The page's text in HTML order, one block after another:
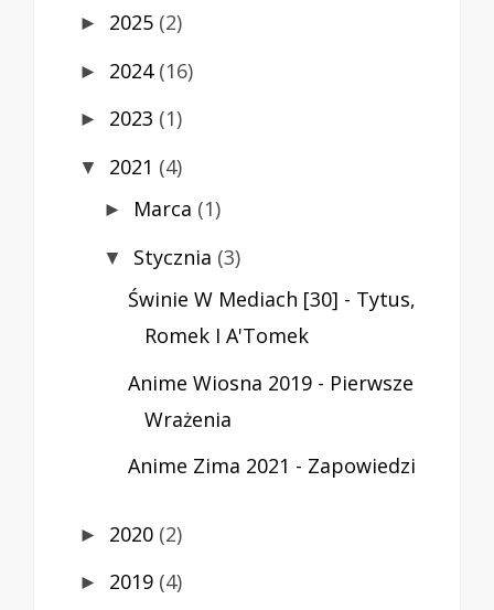
► 2025 (2)
► 2024 (16)
► 2023 (1)
▼ 2021 (4)
► Marca (1)
▼ Stycznia (3)
Świnie W Mediach [30] - Tytus,
Romek I A'Tomek
Anime Wiosna 2019 - Pierwsze
Wrażenia
Anime Zima 2021 - Zapowiedzi
► 2020 (2)
► 2019 (4)